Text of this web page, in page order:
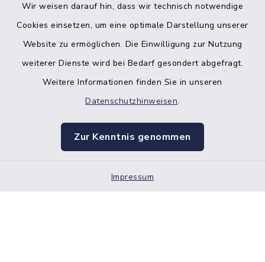
Wir weisen darauf hin, dass wir technisch notwendige
Cookies einsetzen, um eine optimale Darstellung unserer
Website zu ermöglichen. Die Einwilligung zur Nutzung
weiterer Dienste wird bei Bedarf gesondert abgefragt.
Weitere Informationen finden Sie in unseren
Datenschutzhinweisen.
Zur Kenntnis genommen
Impressum
Bankverbindung der Amtskasse
Barrierefreiheit
Impressum
Sitemap